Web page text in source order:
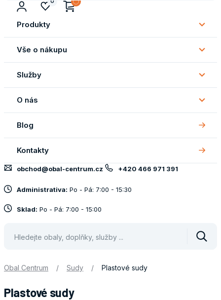
Produkty
Vše o nákupu
Služby
O nás
O
Blog
Kontakty
obchod@obal-centrum.cz +420 466 971 391
Administrativa: Po - Pá: 7:00 - 15:30
Sklad: Po - Pá: 7:00 - 15:00
Obal Centrum / Sudy / Plastové sudy
Plastové sudy